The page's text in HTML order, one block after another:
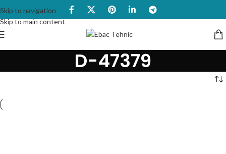
Skip to navigation
Skip to main content
D-47379